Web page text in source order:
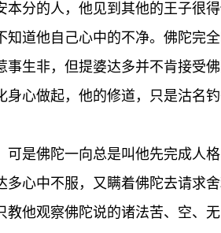
分的人，他见到其他的王子很
道他自己心中的不净。佛陀完
生非，但提婆达多并不肯接受佛
心做起，他的修道，只是沽名
是佛陀一向总是叫他先完成人
心中不服，又瞒着佛陀去请求
他观察佛陀说的诸法苦、空、无